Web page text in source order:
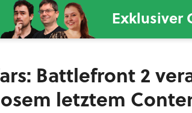
Exklusiver
Battlefront 2
letztem